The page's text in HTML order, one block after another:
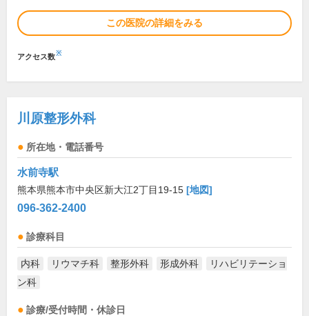
この医院の詳細をみる
アクセス数※
川原整形外科
所在地・電話番号
水前寺駅
熊本県熊本市中央区新大江2丁目19-15 [地図]
096-362-2400
診療科目
内科 リウマチ科 整形外科 形成外科
リハビリテーショ
ン科
診療/受付時間・休診日